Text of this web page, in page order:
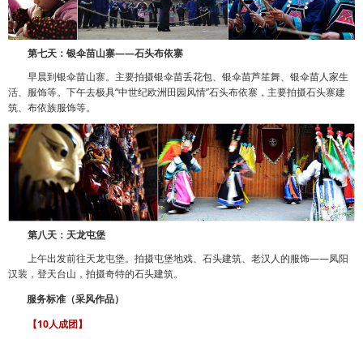
第七天：银伞苗山寨——石头布依寨
早晨到银伞苗山寨。主要拍摄银伞苗丢花包、银伞苗芦笙舞、银伞苗人家生
活、服饰等。下午去极具“中世纪欧洲田园风情”石头布依寨，主要拍摄石头寨建
筑、布依族服饰等。
第八天：天龙屯堡
上午出发前往天龙屯堡。拍摄屯堡地戏、石头建筑、老汉人的服饰——凤阳
汉装，登天台山，拍摄奇特的石头建筑。
服务标准（采风作品）
【10人成团】